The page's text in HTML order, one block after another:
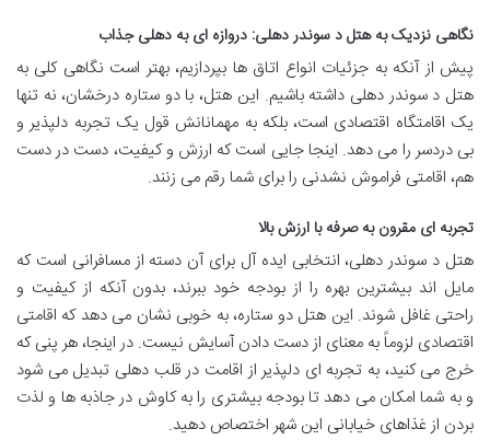
نگاهی نزدیک به هتل د سوندر دهلی: دروازه ای به دهلی جذاب
پیش از آنکه به جزئیات انواع اتاق ها بپردازیم، بهتر است نگاهی کلی به
هتل د سوندر دهلی داشته باشیم. این هتل، با دو ستاره درخشان، نه تنها
یک اقامتگاه اقتصادی است، بلکه به مهمانانش قول یک تجربه دلپذیر و
بی دردسر را می دهد. اینجا جایی است که ارزش و کیفیت، دست در دست
هم، اقامتی فراموش نشدنی را برای شما رقم می زنند.
تجربه ای مقرون به صرفه با ارزش بالا
هتل د سوندر دهلی، انتخابی ایده آل برای آن دسته از مسافرانی است که
مایل اند بیشترین بهره را از بودجه خود ببرند، بدون آنکه از کیفیت و
راحتی غافل شوند. این هتل دو ستاره، به خوبی نشان می دهد که اقامتی
اقتصادی لزوماً به معنای از دست دادن آسایش نیست. در اینجا، هر پنی که
خرج می کنید، به تجربه ای دلپذیر از اقامت در قلب دهلی تبدیل می شود
و به شما امکان می دهد تا بودجه بیشتری را به کاوش در جاذبه ها و لذت
بردن از غذاهای خیابانی این شهر اختصاص دهید.